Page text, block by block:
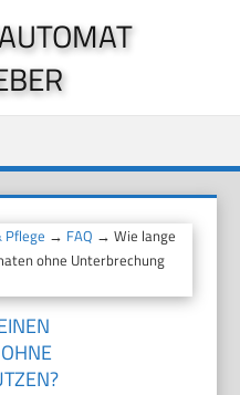
Pflege → FAQ → Wie lange
ohne Unterbrechung